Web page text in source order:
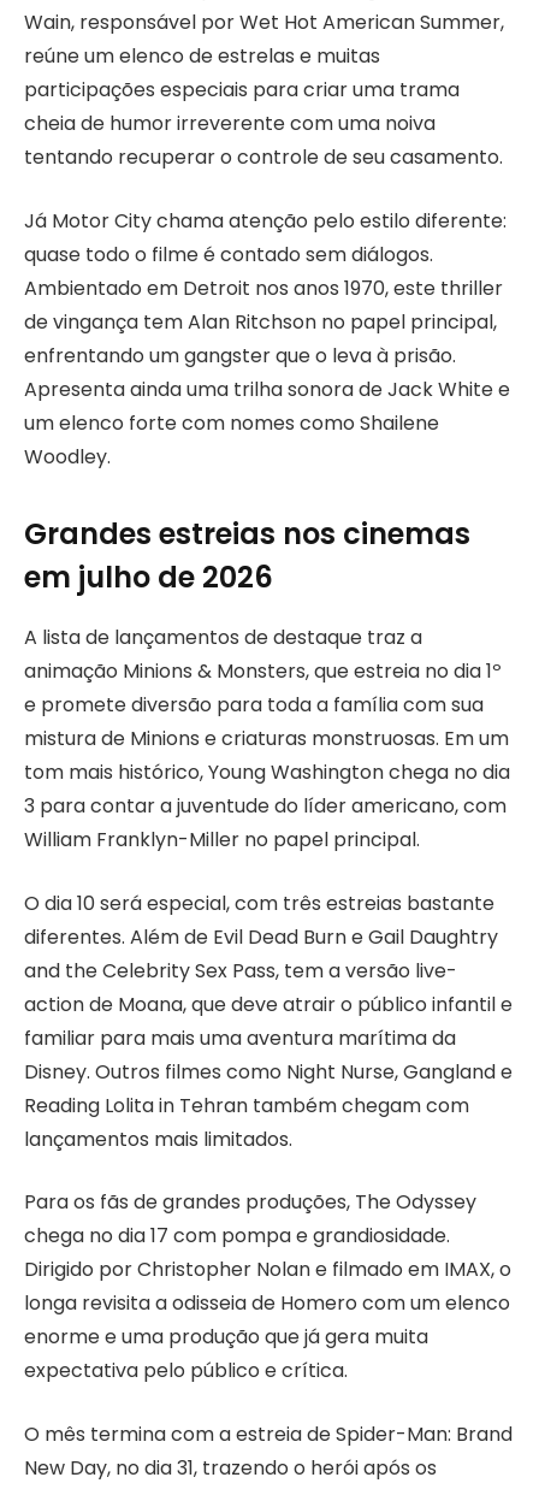
Wain, responsável por Wet Hot American Summer,
reúne um elenco de estrelas e muitas
participações especiais para criar uma trama
cheia de humor irreverente com uma noiva
tentando recuperar o controle de seu casamento.
Já Motor City chama atenção pelo estilo diferente:
quase todo o filme é contado sem diálogos.
Ambientado em Detroit nos anos 1970, este thriller
de vingança tem Alan Ritchson no papel principal,
enfrentando um gangster que o leva à prisão.
Apresenta ainda uma trilha sonora de Jack White e
um elenco forte com nomes como Shailene
Woodley.
Grandes estreias nos cinemas
em julho de 2026
A lista de lançamentos de destaque traz a
animação Minions & Monsters, que estreia no dia 1º
e promete diversão para toda a família com sua
mistura de Minions e criaturas monstruosas. Em um
tom mais histórico, Young Washington chega no dia
3 para contar a juventude do líder americano, com
William Franklyn-Miller no papel principal.
O dia 10 será especial, com três estreias bastante
diferentes. Além de Evil Dead Burn e Gail Daughtry
and the Celebrity Sex Pass, tem a versão live-
action de Moana, que deve atrair o público infantil e
familiar para mais uma aventura marítima da
Disney. Outros filmes como Night Nurse, Gangland e
Reading Lolita in Tehran também chegam com
lançamentos mais limitados.
Para os fãs de grandes produções, The Odyssey
chega no dia 17 com pompa e grandiosidade.
Dirigido por Christopher Nolan e filmado em IMAX, o
longa revisita a odisseia de Homero com um elenco
enorme e uma produção que já gera muita
expectativa pelo público e crítica.
O mês termina com a estreia de Spider-Man: Brand
New Day, no dia 31, trazendo o herói após os